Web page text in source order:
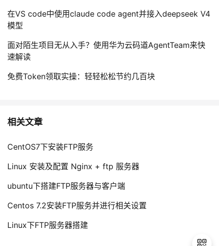
在VS code中使用claude code agent并接入deepseek V4
模型
面对陌生项目无从入手？使用华为云码道AgentTeam来快
速解读
免费Token领取实操：轻轻松松节约几百块
相关文章
CentOS7下安装FTP服务
Linux 安装及配置 Nginx + ftp 服务器
ubuntu下搭建FTP服务器与客户端
Centos 7.2安装FTP服务并进行相关设置
Linux下FTP服务器搭建